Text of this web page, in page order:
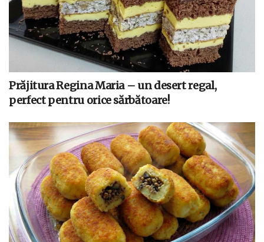
Prăjitura Regina Maria – un desert regal,
perfect pentru orice sărbătoare!